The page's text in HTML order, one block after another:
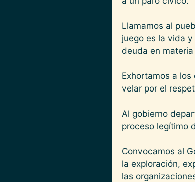
Llamamos al
juego es la vida
deuda en
Exhortamos a
velar por el
Al gobierno
proceso legítimo
Convocamos al
la exploración,
las